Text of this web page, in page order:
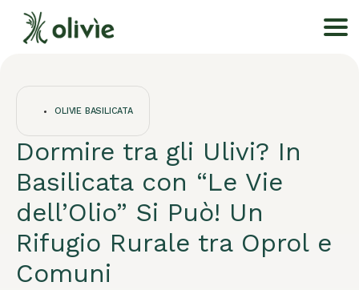
OLIVIE BASILICATA
Dormire tra gli Ulivi? In
Basilicata con “Le Vie
dell’Olio” Si Può! Un
Rifugio Rurale tra Oprol e
Comuni